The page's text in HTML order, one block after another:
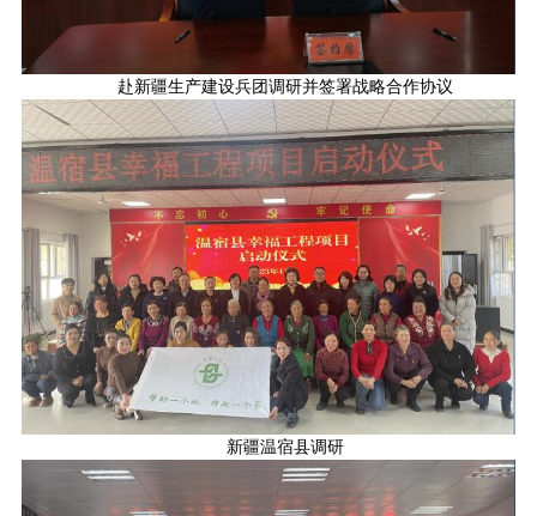
赴新疆生产建设兵团调研并签署战略合作协议
新疆温宿县调研